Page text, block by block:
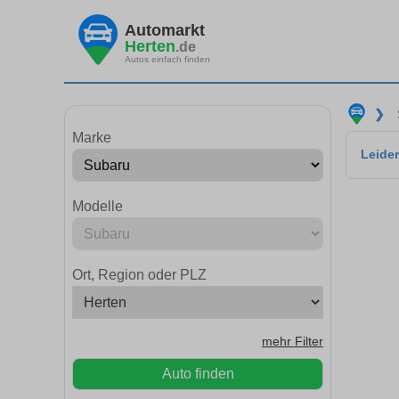
Automarkt
Herten.de
Autos einfach finden
Marke
Modelle
Ort, Region oder PLZ
mehr Filter
Auto finden
❯